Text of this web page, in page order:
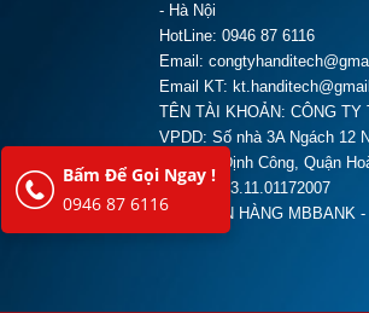
Bấm Để Gọi Ngay !
0946 87 6116
- Hà Nội
HotLine: 0946 87 6116
Email:
Email KT:
TÊN TÀI KHOẢN: CÔNG TY
VPDD: Số nhà 3A Ngách 12
Phường Định Công, Quận
Số TK: 063.11.01172007
TẠI NGÂN HÀNG MBBANK